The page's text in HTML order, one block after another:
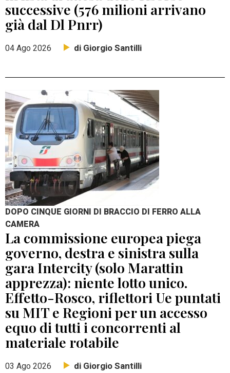
successive (576 milioni arrivano
già dal Dl Pnrr)
04 Ago 2026 di Giorgio Santilli
DOPO CINQUE GIORNI DI BRACCIO DI FERRO ALLA
CAMERA
La commissione europea piega
governo, destra e sinistra sulla
gara Intercity (solo Marattin
apprezza): niente lotto unico.
Effetto-Rosco, riflettori Ue puntati
su MIT e Regioni per un accesso
equo di tutti i concorrenti al
materiale rotabile
03 Ago 2026 di Giorgio Santilli